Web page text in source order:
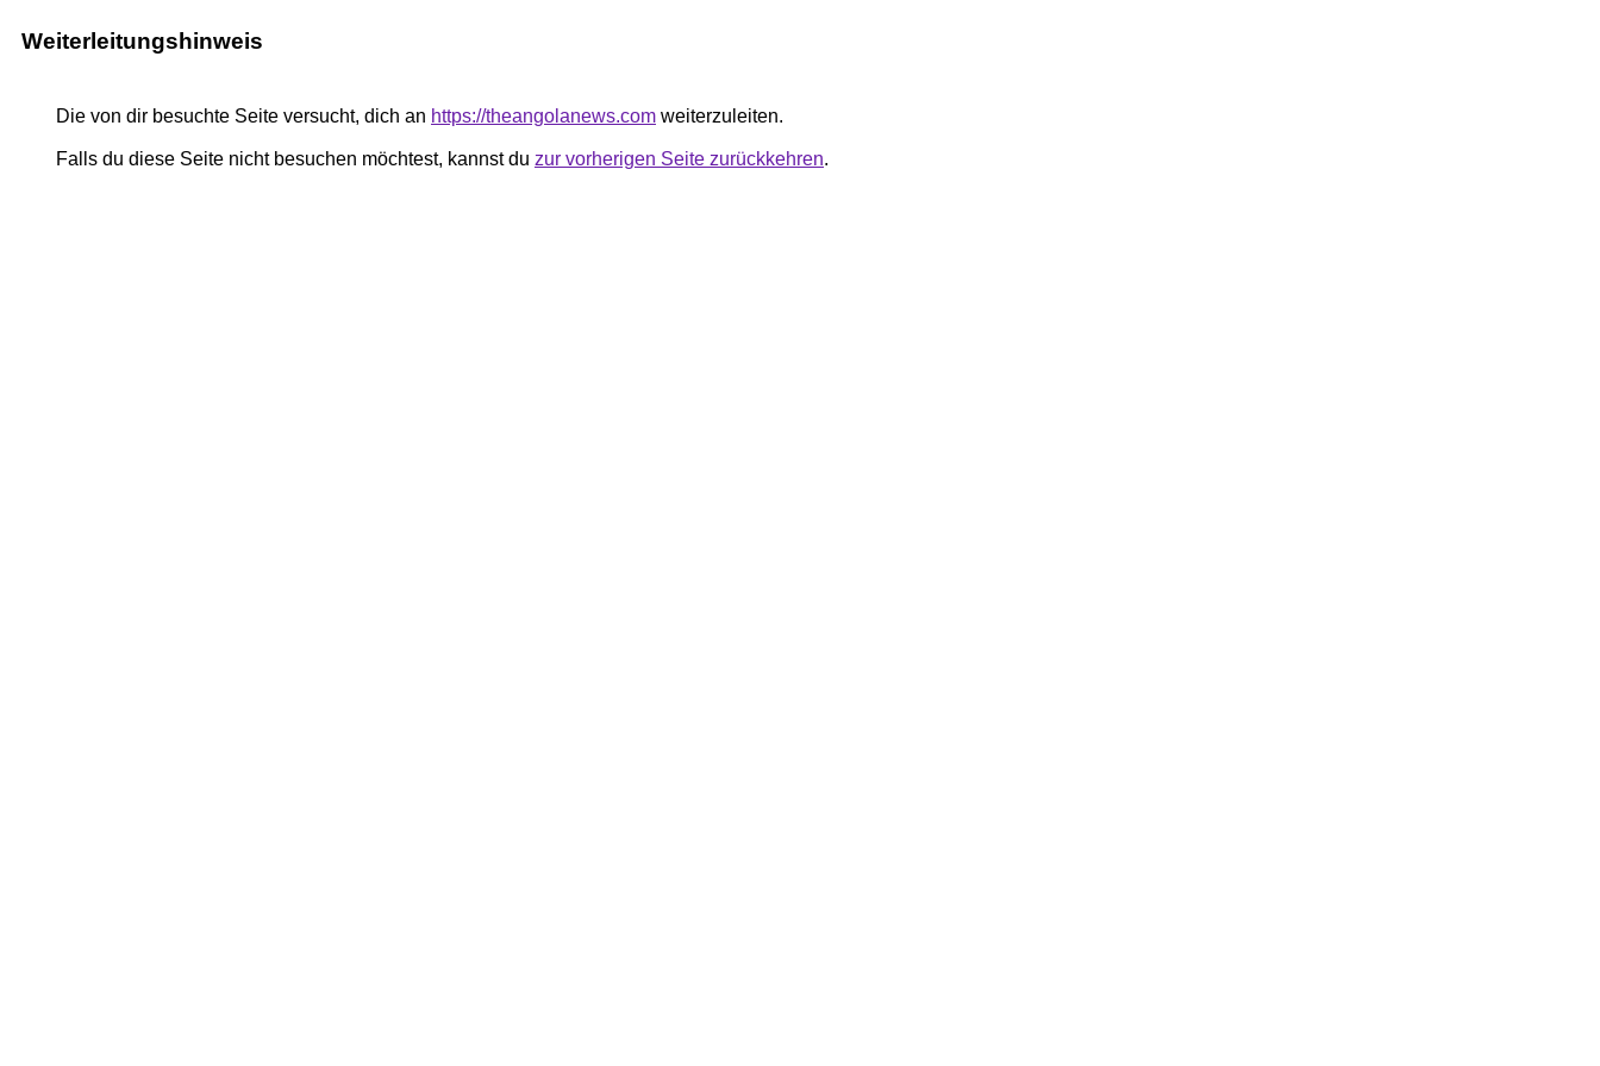
Weiterleitungshinweis
Die von dir besuchte Seite versucht, dich an https://theangolanews.com weiterzuleiten.
Falls du diese Seite nicht besuchen möchtest, kannst du zur vorherigen Seite zurückkehren.